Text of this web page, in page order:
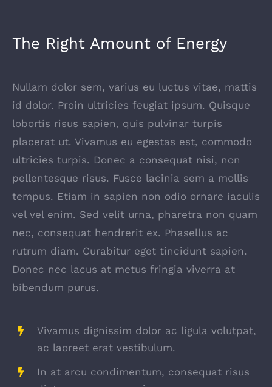
The Right Amount of Energy
Nullam dolor sem, varius eu luctus vitae, mattis
id dolor. Proin ultricies feugiat ipsum. Quisque
lobortis risus sapien, quis pulvinar turpis
placerat ut. Vivamus eu egestas est, commodo
ultricies turpis. Donec a consequat nisi, non
pellentesque risus. Fusce lacinia sem a mollis
tempus. Etiam in sapien non odio ornare iaculis
vel vel enim. Sed velit urna, pharetra non quam
nec, consequat hendrerit ex. Phasellus ac
rutrum diam. Curabitur eget tincidunt sapien.
Donec nec lacus at metus fringia viverra at
bibendum purus.
Vivamus dignissim dolor ac ligula volutpat,
ac laoreet erat vestibulum.
In at arcu condimentum, consequat risus